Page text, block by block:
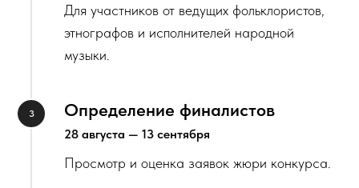
Для участников от ведущих фольклористов,
этнографов и исполнителей народной
музыки.
Определение финалистов
28 августа — 13 сентября
Просмотр и оценка заявок жюри конкурса.